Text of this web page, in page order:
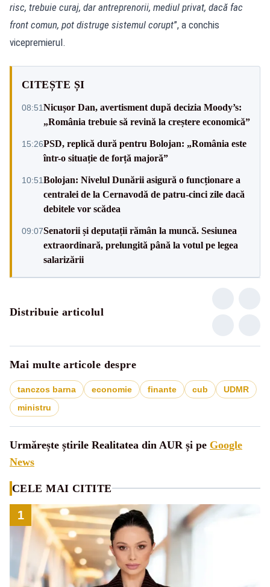
risc, trebuie curaj, dar antreprenorii, mediul privat, dacă fac
front comun, pot distruge sistemul corupt”, a conchis
vicepremierul.
CITEȘTE ȘI
08:51Nicușor Dan, avertisment după decizia Moody’s:
„România trebuie să revină la creștere economică”
15:26PSD, replică dură pentru Bolojan: „România este
într-o situație de forță majoră”
10:51Bolojan: Nivelul Dunării asigură o funcționare a
centralei de la Cernavodă de patru-cinci zile dacă
debitele vor scădea
09:07Senatorii și deputații rămân la muncă. Sesiunea
extraordinară, prelungită până la votul pe legea
salarizării
Distribuie articolul
Mai multe articole despre
tanczos barna economie finante cub
UDMR
ministru
Urmărește știrile Realitatea din AUR și pe Google
News
CELE MAI CITITE
1